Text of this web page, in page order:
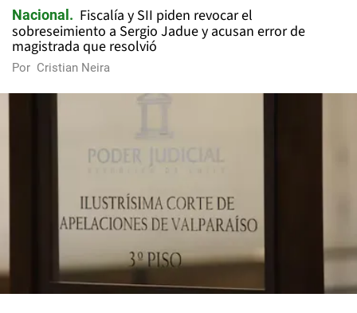
Nacional
Fiscalía y SII piden revocar el
sobreseimiento a Sergio Jadue y acusan error de
magistrada que resolvió
Por Cristian Neira